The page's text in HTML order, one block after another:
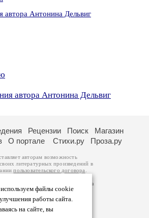
автора Антонина Дельвиг
автора Антонина Дельвиг
файлы cookie
работы сайта.
на сайте, вы
Рецензии Поиск
Магазин
О портале Стихи.ру Проза.ру
авторам возможность
литературных произведений в
пользовательского договора
принадлежат авторам
Перепечатка произведений возможна
к которому вы можете
странице. Ответственность за
несут самостоятельно на
изаконодательства